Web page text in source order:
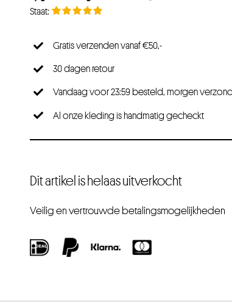
Gratis verzenden vanaf €50,-
30 dagen retour
Vandaag voor 23:59 besteld, morgen
Al onze kleding is handmatig gecheckt
Dit artikel is helaas uitverkocht
Veilig en vertrouwde betalingsmogelijkheden